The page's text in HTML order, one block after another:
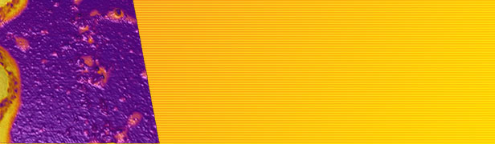
交货快
高效、快速和称职的客户支持